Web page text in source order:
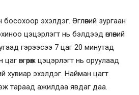
босохоор эхэлдэг. Өглөөний зургаан
цэцэрлэгт нь бэлдээд өглөөний
гэрээсээ 7 цаг 20 минутад
өнгөрөөж цэцэрлэгт нь оруулаад
хувиар эхэлдэг. Найман цагт
тараад ажилдаа явдаг даа.